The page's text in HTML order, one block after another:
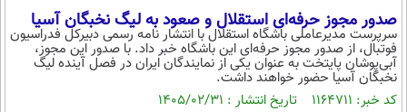
اخبار کریپتو
سرگرمی
باشگاه مغز
فیلم
اقتصاد
عصر ایران 2
خواندنی ها و دیدنی ها
آموزش زبان
صدور مجوز حرفه‌ای استقلال و صعود به لیگ نخبگان آسیا
سرپرست مدیرعاملی باشگاه استقلال با انتشار نامه رسمی دبیرکل فدراسیون
فوتبال، از صدور مجوز حرفه‌ای این باشگاه خبر داد. با صدور این مجوز،
آبی‌پوشان پایتخت به عنوان یکی از نمایندگان ایران در فصل آینده لیگ
نخبگان آسیا حضور خواهند داشت.
کد خبر: ۱۱۶۴۷۱۱ تاریخ انتشار : ۱۴۰۵/۰۲/۳۱